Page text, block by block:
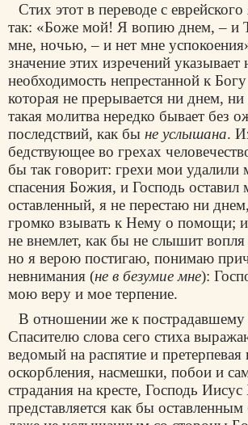
Стих этот в переводе с еврейского
так: «Боже мой! Я вопию днем, – и
мне, ночью, – и нет мне
значение этих изречений указывает
необходимость непрестанной к
которая не прерывается ни днем,
такая молитва нередко бывает без
последствий, как бы не услышана.
бедствующее во грехах
бы так говорит: грехи мои удалили
спасения Божия, и Господь
оставленный, я не перестаю ни
громко взывать к Нему о помощи; и
не внемлет, как бы не слышит
но я верою постигаю, понимаю
невнимания (не в безумие мне):
мою веру и мое терпение.
В отношении же к пострадавшему
Спасителю слова сего стиха
ведомый на распятие и претерпевая
оскорбления, насмешки, побои и
страдания на кресте, Господь
представляется как бы